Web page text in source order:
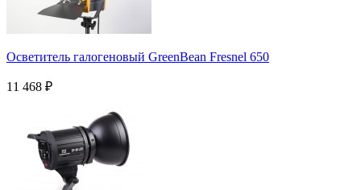
Осветитель галогеновый GreenBean Fresnel 650
11 468 ₽